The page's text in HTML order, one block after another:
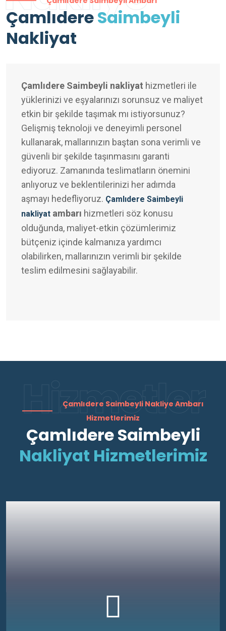
ÇamlıdereSaimbeyli
Nakliyat
Çamlıdere Saimbeyli nakliyat hizmetleri ile
yüklerinizi ve eşyalarınızı sorunsuz ve maliyet
etkin bir şekilde taşımak mı istiyorsunuz?
Gelişmiş teknoloji ve deneyimli personel
kullanarak, mallarınızın baştan sona verimli ve
güvenli bir şekilde taşınmasını garanti
ediyoruz. Zamanında teslimatların önemini
anlıyoruz ve beklentilerinizi her adımda
aşmayı hedefliyoruz. Çamlıdere Saimbeyli
nakliyat ambarı hizmetleri söz konusu
olduğunda, maliyet-etkin çözümlerimiz
bütçeniz içinde kalmanıza yardımcı
olabilirken, mallarınızın verimli bir şekilde
teslim edilmesini sağlayabilir.
Hizmetler
Çamlıdere Saimbeyli Nakliye Ambarı
Hizmetlerimiz
Çamlıdere Saimbeyli
Nakliyat Hizmetlerimiz